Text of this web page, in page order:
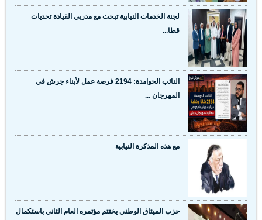
لجنة الخدمات النيابية تبحث مع مدربي القيادة تحديات
قطا...
النائب الحوامدة: 2194 فرصة عمل لأبناء جرش في
المهرجان ...
مع هذه المذكرة النيابية
حزب الميثاق الوطني يختتم مؤتمره العام الثاني باستكمال